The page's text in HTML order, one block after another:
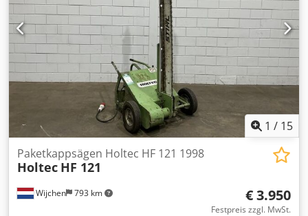
1 / 15
Wijchen 793 km
Paketkappsägen Holtec HF 121 1998
Holtec HF 121
€ 3.950
Festpreis zzgl. MwSt.